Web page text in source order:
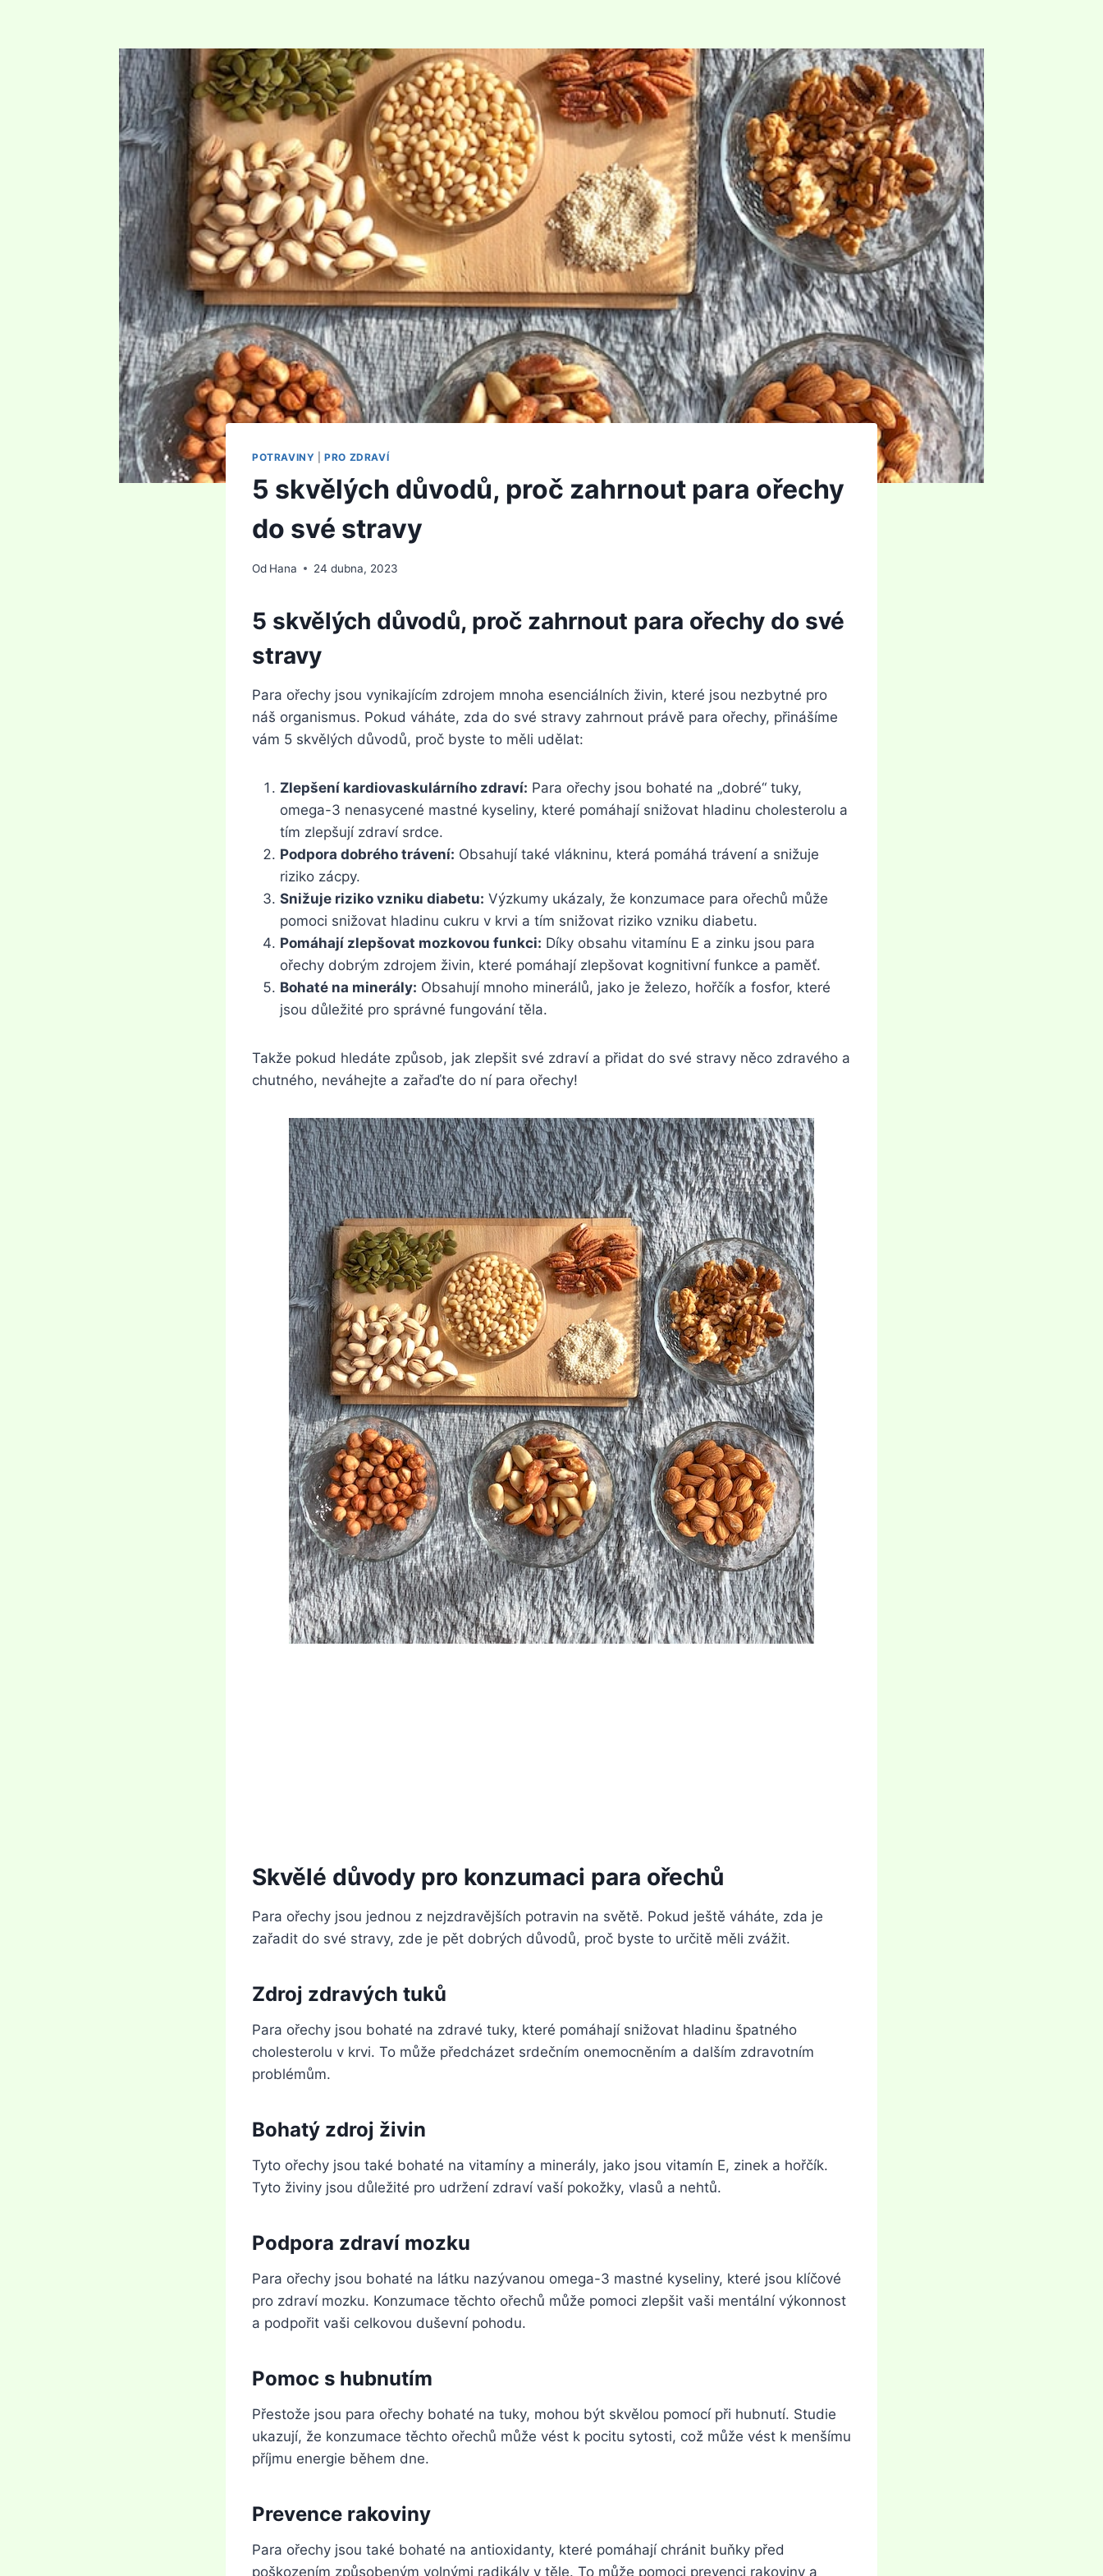
POTRAVINY |PRO ZDRAVÍ
5 skvělých důvodů, proč zahrnout para ořechy
do své stravy
Od Hana 24 dubna, 2023
5 skvělých důvodů, proč zahrnout para ořechy do své
stravy
Para ořechy jsou vynikajícím zdrojem mnoha esenciálních živin, které jsou nezbytné pro
náš organismus. Pokud váháte, zda do své stravy zahrnout právě para ořechy, přinášíme
vám 5 skvělých důvodů, proč byste to měli udělat:
Zlepšení kardiovaskulárního zdraví: Para ořechy jsou bohaté na „dobré“ tuky,
omega-3 nenasycené mastné kyseliny, které pomáhají snižovat hladinu cholesterolu a
tím zlepšují zdraví srdce.
Podpora dobrého trávení: Obsahují také vlákninu, která pomáhá trávení a snižuje
riziko zácpy.
Snižuje riziko vzniku diabetu: Výzkumy ukázaly, že konzumace para ořechů může
pomoci snižovat hladinu cukru v krvi a tím snižovat riziko vzniku diabetu.
Pomáhají zlepšovat mozkovou funkci: Díky obsahu vitamínu E a zinku jsou para
ořechy dobrým zdrojem živin, které pomáhají zlepšovat kognitivní funkce a paměť.
Bohaté na minerály: Obsahují mnoho minerálů, jako je železo, hořčík a fosfor, které
jsou důležité pro správné fungování těla.
Takže pokud hledáte způsob, jak zlepšit své zdraví a přidat do své stravy něco zdravého a
chutného, neváhejte a zařaďte do ní para ořechy!
Skvělé důvody pro konzumaci para ořechů
Para ořechy jsou jednou z nejzdravějších potravin na světě. Pokud ještě váháte, zda je
zařadit do své stravy, zde je pět dobrých důvodů, proč byste to určitě měli zvážit.
Zdroj zdravých tuků
Para ořechy jsou bohaté na zdravé tuky, které pomáhají snižovat hladinu špatného
cholesterolu v krvi. To může předcházet srdečním onemocněním a dalším zdravotním
problémům.
Bohatý zdroj živin
Tyto ořechy jsou také bohaté na vitamíny a minerály, jako jsou vitamín E, zinek a hořčík.
Tyto živiny jsou důležité pro udržení zdraví vaší pokožky, vlasů a nehtů.
Podpora zdraví mozku
Para ořechy jsou bohaté na látku nazývanou omega-3 mastné kyseliny, které jsou klíčové
pro zdraví mozku. Konzumace těchto ořechů může pomoci zlepšit vaši mentální výkonnost
a podpořit vaši celkovou duševní pohodu.
Pomoc s hubnutím
Přestože jsou para ořechy bohaté na tuky, mohou být skvělou pomocí při hubnutí. Studie
ukazují, že konzumace těchto ořechů může vést k pocitu sytosti, což může vést k menšímu
příjmu energie během dne.
Prevence rakoviny
Para ořechy jsou také bohaté na antioxidanty, které pomáhají chránit buňky před
poškozením způsobeným volnými radikály v těle. To může pomoci prevenci rakoviny a